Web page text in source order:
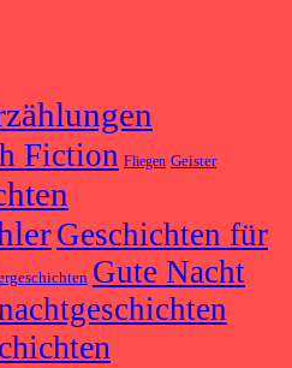
Fiction Fliegen Geister
Geschichten für
Gute Nacht